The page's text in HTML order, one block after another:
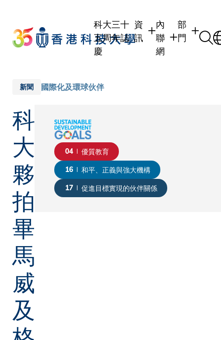
main
content
科大三十
五周年誌
慶
資
訊
內
聯
網
部
門
新聞 國際化及環球伙伴
科
大
夥
拍
畢
馬
威
及
04 優質教育
16 和平、正義與強大機構
17 促進目標實現的伙伴關係